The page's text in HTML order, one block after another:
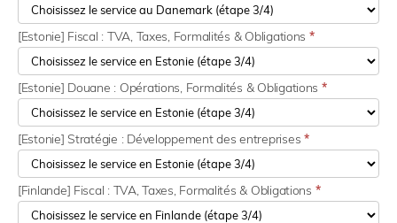
[Estonie] Fiscal : TVA, Taxes, Formalités & Obligations *
[Estonie] Douane : Opérations, Formalités & Obligations *
[Estonie] Stratégie : Développement des entreprises *
[Finlande] Fiscal : TVA, Taxes, Formalités & Obligations *